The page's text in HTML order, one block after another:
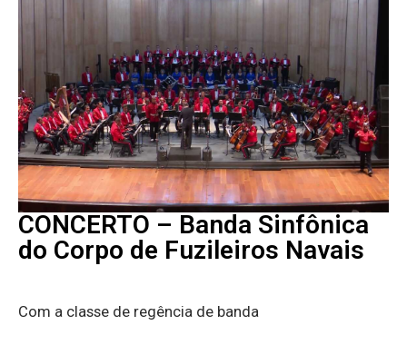
CONCERTO – Banda Sinfônica
do Corpo de Fuzileiros Navais
Com a classe de regência de banda